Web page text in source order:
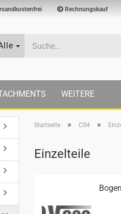
Rechnungskauf
WEITERE
Startseite » CS4 »
Einzelteile